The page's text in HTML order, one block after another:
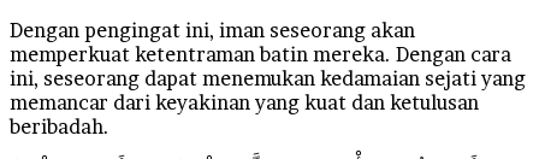
Dengan pengingat ini, iman seseorang akan
memperkuat ketentraman batin mereka. Dengan cara
ini, seseorang dapat menemukan kedamaian sejati yang
memancar dari keyakinan yang kuat dan ketulusan
beribadah.